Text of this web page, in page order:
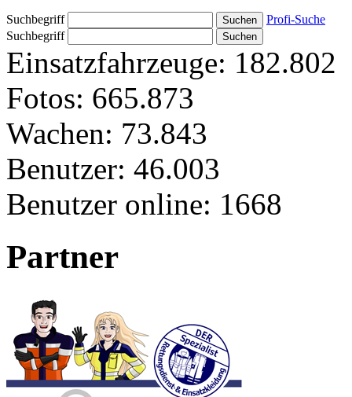
Suchbegriff
Profi-Suche
Suchbegriff
Einsatzfahrzeuge: 182.802
Fotos: 665.873
Wachen: 73.843
Benutzer: 46.003
Benutzer online: 1668
Partner